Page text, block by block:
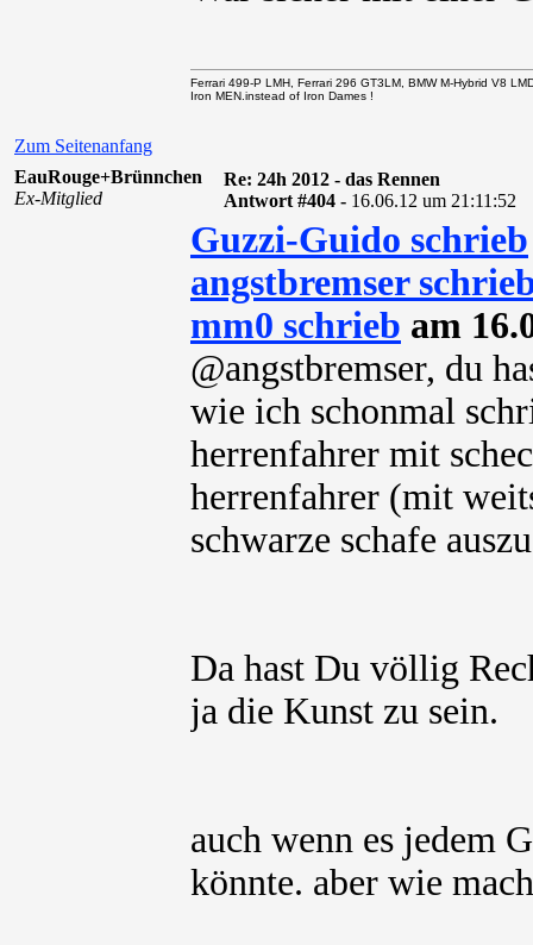
Zum Seitenanfang
Ferrari 499-P LMH, Ferrari 296 GT3LM, BMW M-Hybrid V8
Iron MEN.instead of Iron Dames !
EauRouge+Brünnchen
Ex-Mitglied
Re: 24h 2012 - das Rennen
Antwort #404 - 16.06.12 um 21:11:52
Guzzi-Guido schrieb
angstbremser
mm0 schrieb am
@angstbremser, du
wie ich schonmal
herrenfahrer mit
herrenfahrer (mit
schwarze schafe
Da hast Du völlig
ja die Kunst zu sein.
auch wenn es jedem
könnte. aber wie